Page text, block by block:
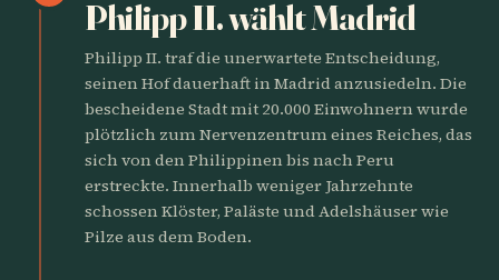
Philipp II. wählt Madrid
Philipp II. traf die unerwartete Entscheidung,
seinen Hof dauerhaft in Madrid anzusiedeln. Die
bescheidene Stadt mit 20.000 Einwohnern wurde
plötzlich zum Nervenzentrum eines Reiches, das
sich von den Philippinen bis nach Peru
erstreckte. Innerhalb weniger Jahrzehnte
schossen Klöster, Paläste und Adelshäuser wie
Pilze aus dem Boden.